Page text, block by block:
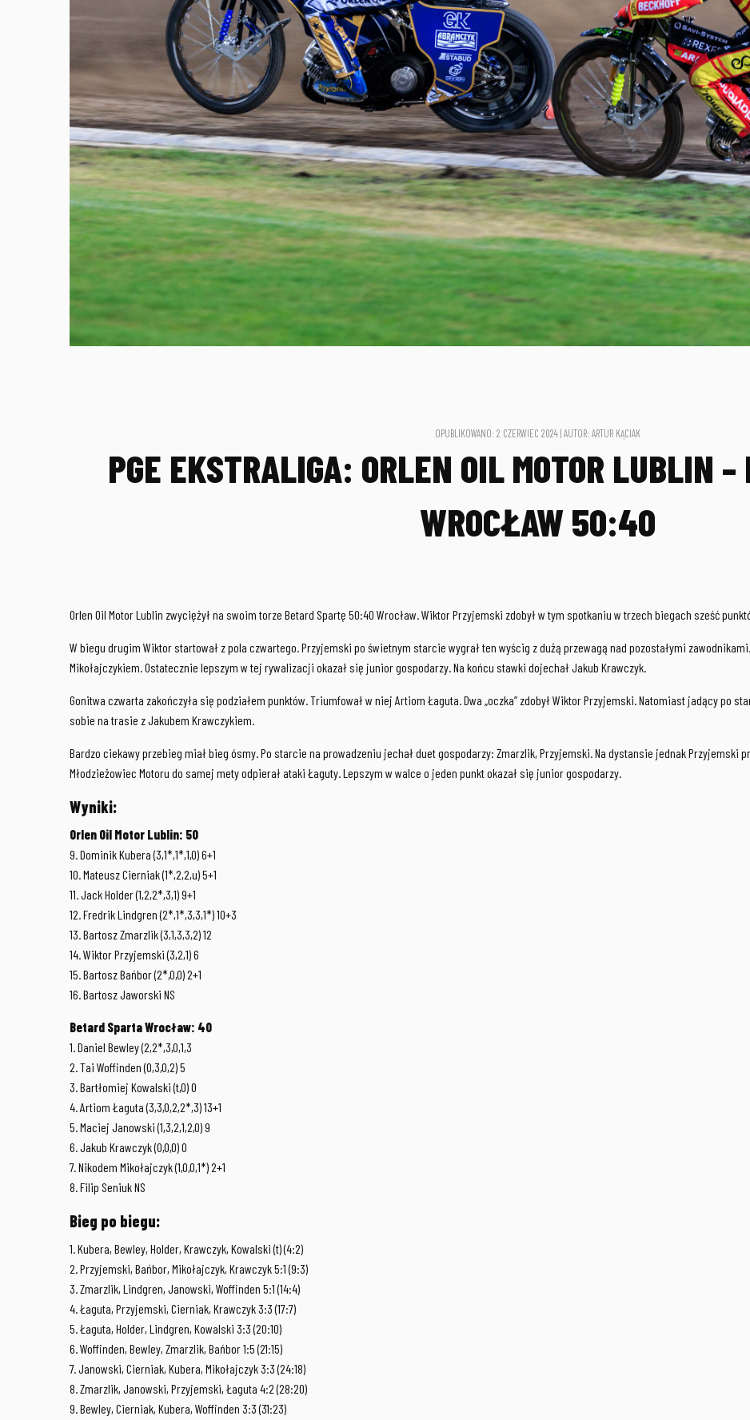
OPUBLIKOWANO: 2 CZERWIEC 2024 | AUTOR: ARTUR KĄCIAK
PGE EKSTRALIGA: ORLEN OIL MOTOR LUBLIN –
WROCŁAW 50:40
Orlen Oil Motor Lublin zwyciężył na swoim torze Betard Spartę 50:40 Wrocław. Wiktor Przyjemski zdobył w tym spotkaniu w trzech biegach sześć
W biegu drugim Wiktor startował z pola czwartego. Przyjemski po świetnym starcie wygrał ten wyścig z dużą przewagą nad pozostałymi
Mikołajczykiem. Ostatecznie lepszym w tej rywalizacji okazał się junior gospodarzy. Na końcu stawki dojechał Jakub Krawczyk.
Gonitwa czwarta zakończyła się podziałem punktów. Triumfował w niej Artiom Łaguta. Dwa „oczka” zdobył Wiktor Przyjemski. Natomiast jadący po
sobie na trasie z Jakubem Krawczykiem.
Bardzo ciekawy przebieg miał bieg ósmy. Po starcie na prowadzeniu jechał duet gospodarzy: Zmarzlik, Przyjemski. Na dystansie jednak Przyjemski
Młodzieżowiec Motoru do samej mety odpierał ataki Łaguty. Lepszym w walce o jeden punkt okazał się junior gospodarzy.
Wyniki:
Orlen Oil Motor Lublin: 50
9. Dominik Kubera (3,1*,1*,1,0) 6+1
10. Mateusz Cierniak (1*,2,2,u) 5+1
11. Jack Holder (1,2,2*,3,1) 9+1
12. Fredrik Lindgren (2*,1*,3,3,1*) 10+3
13. Bartosz Zmarzlik (3,1,3,3,2) 12
14. Wiktor Przyjemski (3,2,1) 6
15. Bartosz Bańbor (2*,0,0) 2+1
16. Bartosz Jaworski NS
Betard Sparta Wrocław: 40
1. Daniel Bewley (2,2*,3,0,1,3
2. Tai Woffinden (0,3,0,2) 5
3. Bartłomiej Kowalski (t,0) 0
4. Artiom Łaguta (3,3,0,2,2*,3) 13+1
5. Maciej Janowski (1,3,2,1,2,0) 9
6. Jakub Krawczyk (0,0,0) 0
7. Nikodem Mikołajczyk (1,0,0,1*) 2+1
8. Filip Seniuk NS
Bieg po biegu:
1. Kubera, Bewley, Holder, Krawczyk, Kowalski (t) (4:2)
2. Przyjemski, Bańbor, Mikołajczyk, Krawczyk 5:1 (9:3)
3. Zmarzlik, Lindgren, Janowski, Woffinden 5:1 (14:4)
4. Łaguta, Przyjemski, Cierniak, Krawczyk 3:3 (17:7)
5. Łaguta, Holder, Lindgren, Kowalski 3:3 (20:10)
6. Woffinden, Bewley, Zmarzlik, Bańbor 1:5 (21:15)
7. Janowski, Cierniak, Kubera, Mikołajczyk 3:3 (24:18)
8. Zmarzlik, Janowski, Przyjemski, Łaguta 4:2 (28:20)
9. Bewley, Cierniak, Kubera, Woffinden 3:3 (31:23)